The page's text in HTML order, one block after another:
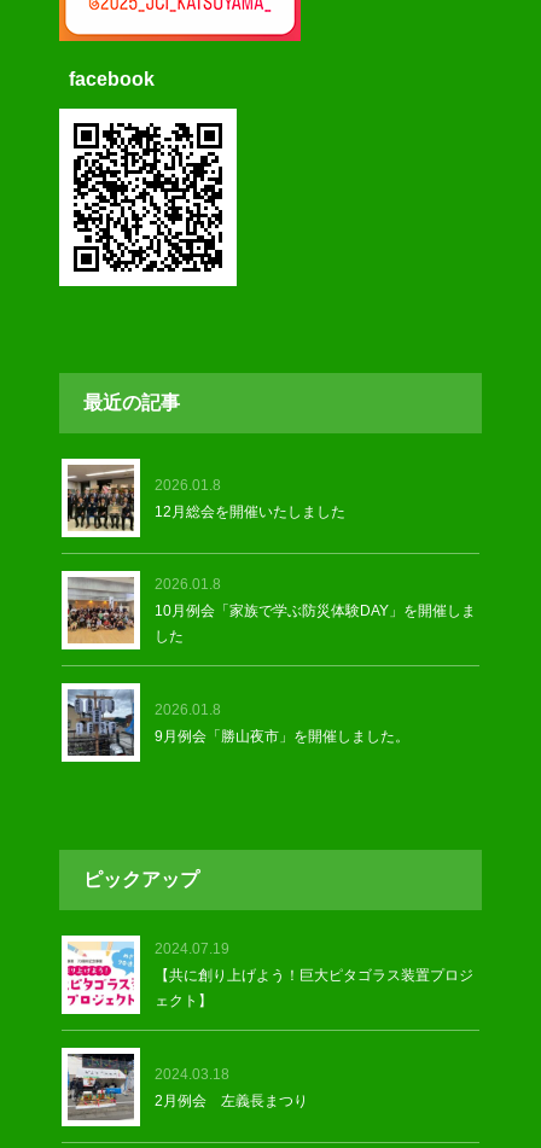
facebook
最近の記事
2026.01.8
12月総会を開催いたしました
2026.01.8
10月例会「家族で学ぶ防災体験DAY」を開催しま
した
2026.01.8
9月例会「勝山夜市」を開催しました。
ピックアップ
2024.07.19
【共に創り上げよう！巨大ピタゴラス装置プロジ
ェクト】
2024.03.18
2月例会 左義長まつり